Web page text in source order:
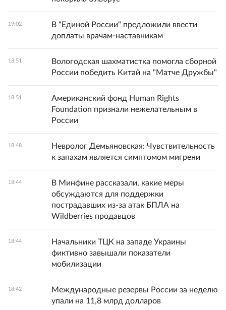
19:02
В "Единой России" предложили ввести
доплаты врачам-наставникам
18:51
Вологодская шахматистка помогла сборной
России победить Китай на "Матче Дружбы"
18:51
Американский фонд Human Rights
Foundation признали нежелательным в
России
18:48
Невролог Демьяновская: Чувствительность
к запахам является симптомом мигрени
18:44
В Минфине рассказали, какие меры
обсуждаются для поддержки
пострадавших из-за атак БПЛА на
Wildberries продавцов
18:44
Начальники ТЦК на западе Украины
фиктивно завышали показатели
мобилизации
18:42
Международные резервы России за неделю
упали на 11,8 млрд долларов